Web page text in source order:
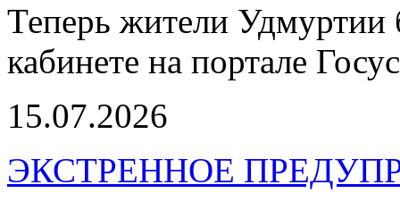
Теперь жители Удмуртии
кабинете на портале
15.07.2026
ЭКСТРЕННОЕ